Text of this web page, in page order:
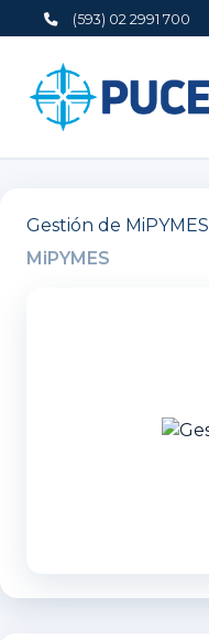
(593) 02 2991 700
Gestión de MiPYMES
MiPYMES